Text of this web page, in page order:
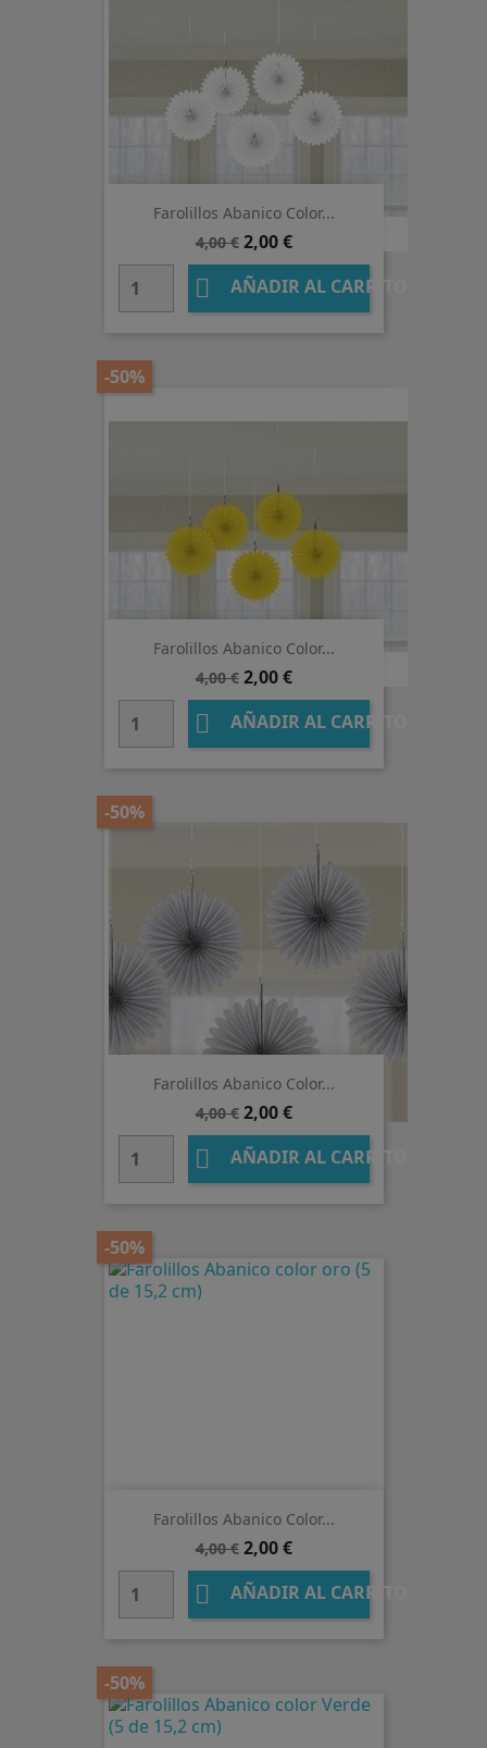
Farolillos Abanico Color...
Precio
base
4,00 € Precio
2,00 €
 AÑADIR AL CARRITO
Farolillos Abanico Color...
Precio
base
4,00 €
-50%
Precio
2,00 €
 AÑADIR AL CARRITO
Farolillos Abanico Color...
Precio
base
4,00 €
-50%
Precio
2,00 €
 AÑADIR AL CARRITO
Farolillos Abanico Color...
Precio
base
4,00 €
-50%
Precio
2,00 €
 AÑADIR AL CARRITO
-50%